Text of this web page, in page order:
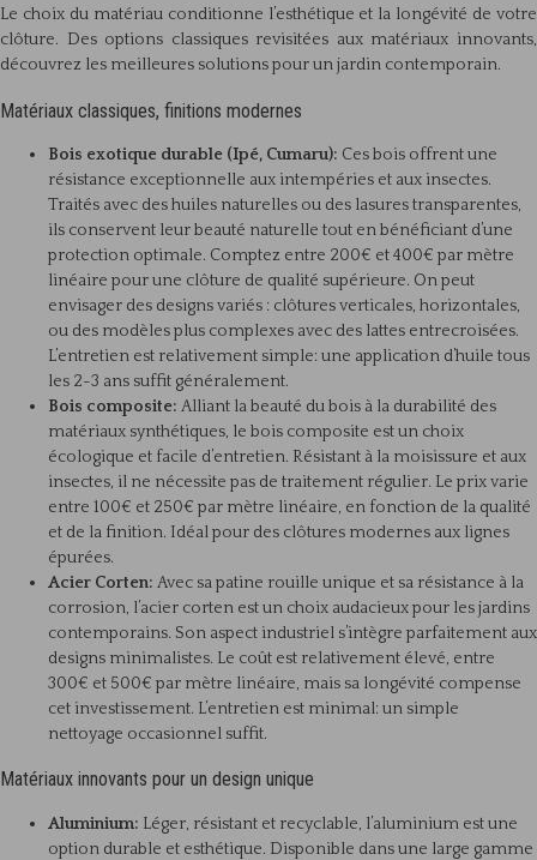
Le choix du matériau conditionne l’esthétique et la longévité de votre
clôture. Des options classiques revisitées aux matériaux innovants,
découvrez les meilleures solutions pour un jardin contemporain.
Matériaux classiques, finitions modernes
Bois exotique durable (Ipé, Cumaru): Ces bois offrent une
résistance exceptionnelle aux intempéries et aux insectes.
Traités avec des huiles naturelles ou des lasures transparentes,
ils conservent leur beauté naturelle tout en bénéficiant d’une
protection optimale. Comptez entre 200€ et 400€ par mètre
linéaire pour une clôture de qualité supérieure. On peut
envisager des designs variés : clôtures verticales, horizontales,
ou des modèles plus complexes avec des lattes entrecroisées.
L’entretien est relativement simple: une application d’huile tous
les 2-3 ans suffit généralement.
Bois composite: Alliant la beauté du bois à la durabilité des
matériaux synthétiques, le bois composite est un choix
écologique et facile d’entretien. Résistant à la moisissure et aux
insectes, il ne nécessite pas de traitement régulier. Le prix varie
entre 100€ et 250€ par mètre linéaire, en fonction de la qualité
et de la finition. Idéal pour des clôtures modernes aux lignes
épurées.
Acier Corten: Avec sa patine rouille unique et sa résistance à la
corrosion, l’acier corten est un choix audacieux pour les jardins
contemporains. Son aspect industriel s’intègre parfaitement aux
designs minimalistes. Le coût est relativement élevé, entre
300€ et 500€ par mètre linéaire, mais sa longévité compense
cet investissement. L’entretien est minimal: un simple
nettoyage occasionnel suffit.
Matériaux innovants pour un design unique
Aluminium: Léger, résistant et recyclable, l’aluminium est une
option durable et esthétique. Disponible dans une large gamme